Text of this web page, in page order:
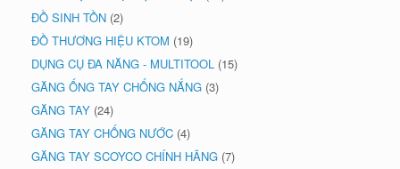
ĐỒ SINH TỒN (2)
ĐỒ THƯƠNG HIỆU KTOM (19)
DỤNG CỤ ĐA NĂNG - MULTITOOL (15)
GĂNG ỐNG TAY CHỐNG NẮNG (3)
GĂNG TAY (24)
GĂNG TAY CHỐNG NƯỚC (4)
GĂNG TAY SCOYCO CHÍNH HÃNG (7)